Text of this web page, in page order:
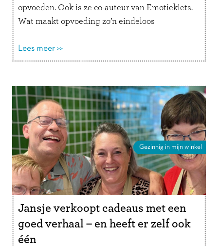
opvoeden. Ook is ze co-auteur van Emotieklets.
Wat maakt opvoeding zo’n eindeloos
verschillende opvoedstijlen en …
Lees meer >>
Gezinnig in mijn winkel
Jansje verkoopt cadeaus met een
goed verhaal – en heeft er zelf ook
één